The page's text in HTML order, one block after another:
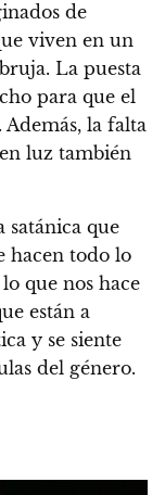
de
viven en un
La puesta
para que el
Además, la falta
luz también
satánica que
hacen todo lo
que nos hace
están a
y se siente
del género.